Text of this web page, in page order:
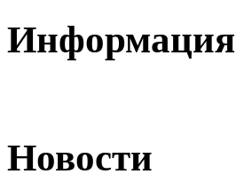
Информация
Новости